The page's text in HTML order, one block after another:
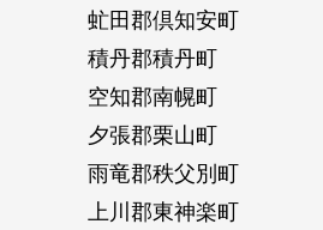
虻田郡倶知安町
積丹郡積丹町
空知郡南幌町
夕張郡栗山町
雨竜郡秩父別町
上川郡東神楽町